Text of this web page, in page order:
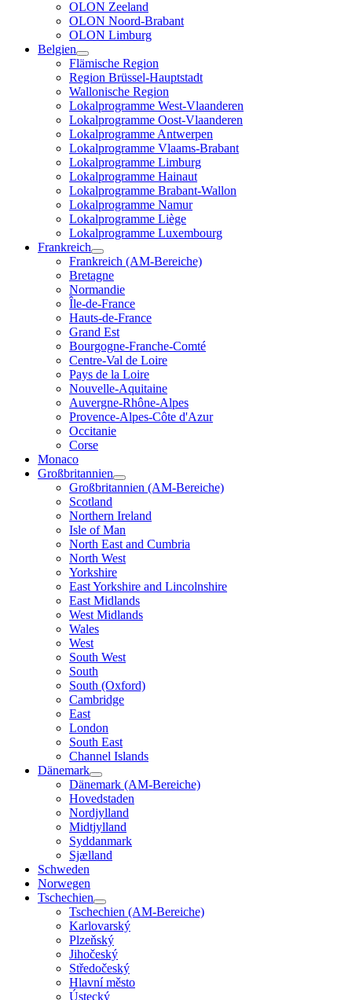
OLON Zeeland
OLON Noord-Brabant
OLON Limburg
Belgien
Flämische Region
Region Brüssel-Hauptstadt
Wallonische Region
Lokalprogramme West-Vlaanderen
Lokalprogramme Oost-Vlaanderen
Lokalprogramme Antwerpen
Lokalprogramme Vlaams-Brabant
Lokalprogramme Limburg
Lokalprogramme Hainaut
Lokalprogramme Brabant-Wallon
Lokalprogramme Namur
Lokalprogramme Liège
Lokalprogramme Luxembourg
Frankreich
Frankreich (AM-Bereiche)
Bretagne
Normandie
Île-de-France
Hauts-de-France
Grand Est
Bourgogne-Franche-Comté
Centre-Val de Loire
Pays de la Loire
Nouvelle-Aquitaine
Auvergne-Rhône-Alpes
Provence-Alpes-Côte d'Azur
Occitanie
Corse
Monaco
Großbritannien
Großbritannien (AM-Bereiche)
Scotland
Northern Ireland
Isle of Man
North East and Cumbria
North West
Yorkshire
East Yorkshire and Lincolnshire
East Midlands
West Midlands
Wales
West
South West
South
South (Oxford)
Cambridge
East
London
South East
Channel Islands
Dänemark
Dänemark (AM-Bereiche)
Hovedstaden
Nordjylland
Midtjylland
Syddanmark
Sjælland
Schweden
Norwegen
Tschechien
Tschechien (AM-Bereiche)
Karlovarský
Plzeňský
Jihočeský
Středočeský
Hlavní město
Ústecký